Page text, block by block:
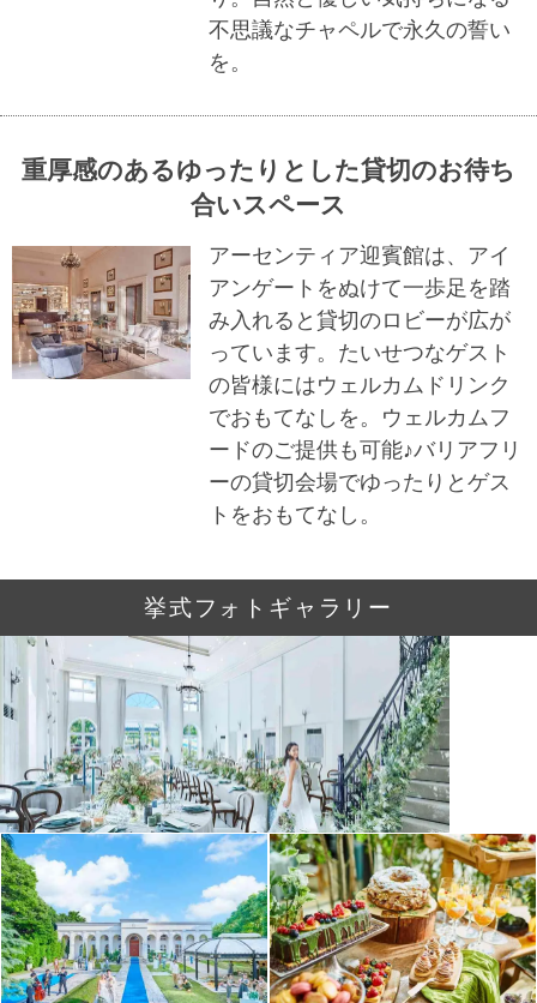
不思議なチャペルで永久の誓い
を。
重厚感のあるゆったりとした貸切のお待ち
合いスペース
アーセンティア迎賓館は、アイ
アンゲートをぬけて一歩足を踏
み入れると貸切のロビーが広が
っています。たいせつなゲスト
の皆様にはウェルカムドリンク
でおもてなしを。ウェルカムフ
ードのご提供も可能♪バリアフリ
ーの貸切会場でゆったりとゲス
トをおもてなし。
挙式フォトギャラリー